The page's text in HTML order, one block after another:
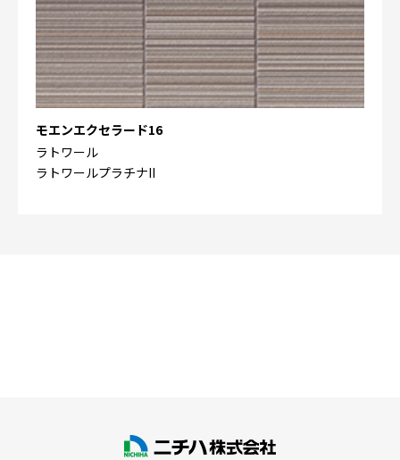
モエンエクセラード16
ラトワール
ラトワールプラチナII